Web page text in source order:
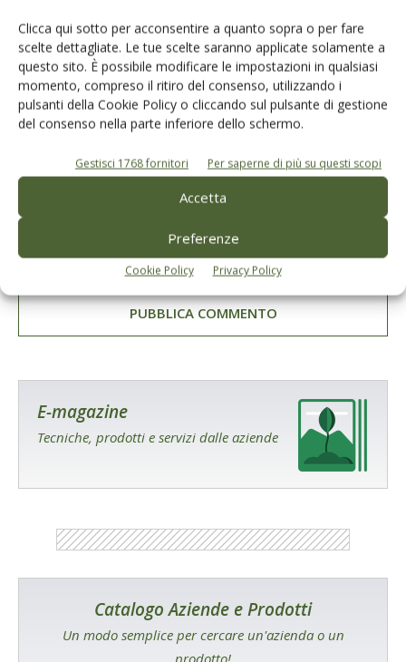
Clicca qui sotto per acconsentire a quanto sopra o per fare
scelte dettagliate. Le tue scelte saranno applicate solamente a
questo sito. È possibile modificare le impostazioni in qualsiasi
momento, compreso il ritiro del consenso, utilizzando i
pulsanti della Cookie Policy o cliccando sul pulsante di gestione
del consenso nella parte inferiore dello schermo.
Gestisci 1768 fornitori Per saperne di più su questi scopi
Accetta
Preferenze
Cookie Policy Privacy Policy
Salva il mio nome, email e sito web in questo browser per la
prossima volta che commento.
E-magazine
Tecniche, prodotti e servizi dalle aziende
Catalogo Aziende e Prodotti
Un modo semplice per cercare un'azienda o un
prodotto!